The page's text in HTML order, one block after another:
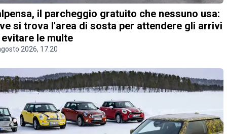
il parcheggio gratuito che nessuno usa:
si trova l'area di sosta per attendere gli arrivi
le multe
2026, 17.20